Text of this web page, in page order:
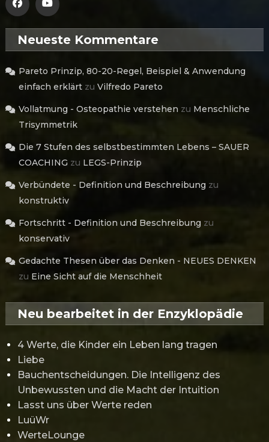
Neueste Kommentare
Pareto Prinzip, 80-20-Regel, Beispiel & Anwendung
einfach erklärt zuVilfredo Pareto
Vollatmung - Osteopathie verstehen zu Menschliche
Trisymmetrik
Die 7 Stufen des selbstbestimmten Lebens – SAUER
COACHING zu LEGS-Prinzip
Verbündete - Definition und Beschreibung zu
konstruktiv
Fortschritt - Definition und Beschreibung zu
konservativ
Gedachte Thesen über das Denken - NEUES DENKEN
zu Eine Sicht auf die Menschheit
Neu bearbeitet in der Enzyklopädie
4 Werte, die Kinder ein Leben lang tragen
Liebe
Bauchentscheidungen. Die Intelligenz des
Unbewussten und die Macht der Intuition
Lasst uns über Werte reden
LuüWr
WerteLounge